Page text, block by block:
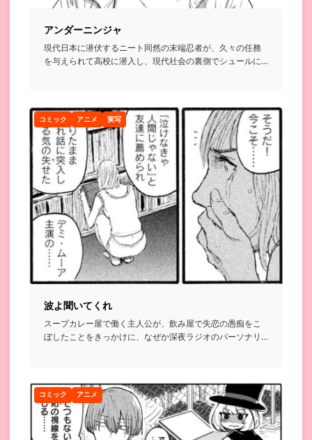
アンダーニンジャ
現代日本に潜伏するニート同然の末端忍者が、久々の任務
を与えられて高校に潜入し、現代社会の裏側でシュールに
コミック アニメ 実写
波よ聞いてくれ
スープカレー屋で働く主人公が、飲み屋で失恋の愚痴をこ
ぼしたことをきっかけに、なぜか深夜ラジオのパーソナリ
コミック アニメ